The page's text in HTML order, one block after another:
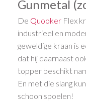
Gunmetal
De Quooker Flex
industrieel en
geweldige kraan is
dat hij daarnaast
topper beschikt
En met die slang
schoon spoelen!